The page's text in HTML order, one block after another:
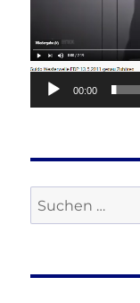
00:00
Suche
nach: